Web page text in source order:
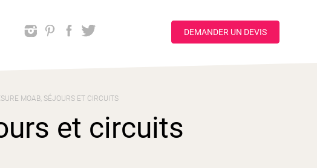
DEMANDER UN DEVIS
MOAB, SÉJOURS ET CIRCUITS
et circuits